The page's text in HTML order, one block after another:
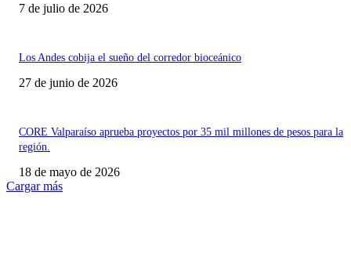
7 de julio de 2026
Los Andes cobija el sueño del corredor bioceánico
27 de junio de 2026
CORE Valparaíso aprueba proyectos por 35 mil millones de pesos para la
región.
18 de mayo de 2026
Cargar más